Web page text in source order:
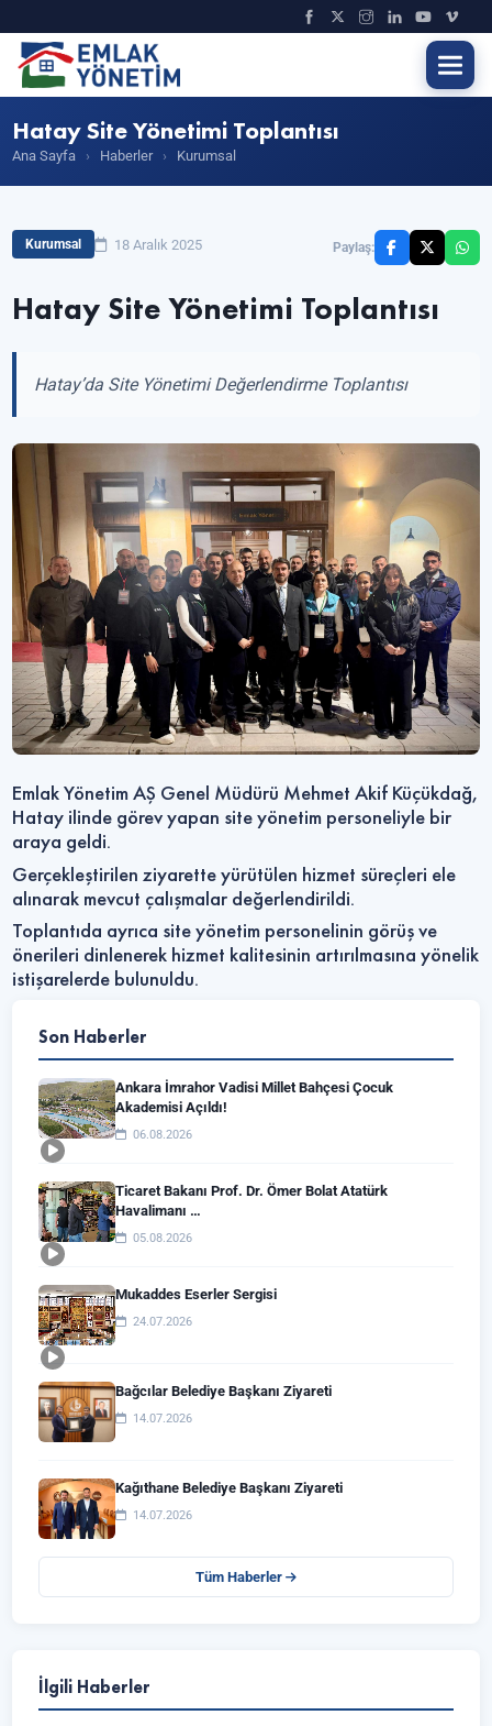
Hatay Site Yönetimi Toplantısı
Ana Sayfa › Haberler › Kurumsal
Kurumsal 18 Aralık 2025 Paylaş:
Hatay Site Yönetimi Toplantısı
Hatay’da Site Yönetimi Değerlendirme Toplantısı
Emlak Yönetim AŞ Genel Müdürü Mehmet Akif Küçükdağ,
Hatay ilinde görev yapan site yönetim personeliyle bir
araya geldi.
Gerçekleştirilen ziyarette yürütülen hizmet süreçleri ele
alınarak mevcut çalışmalar değerlendirildi.
Toplantıda ayrıca site yönetim personelinin görüş ve
önerileri dinlenerek hizmet kalitesinin artırılmasına yönelik
istişarelerde bulunuldu.
Son Haberler
Ankara İmrahor Vadisi Millet Bahçesi Çocuk
Akademisi Açıldı!
06.08.2026
Ticaret Bakanı Prof. Dr. Ömer Bolat Atatürk
Havalimanı …
05.08.2026
Mukaddes Eserler Sergisi
24.07.2026
Bağcılar Belediye Başkanı Ziyareti
14.07.2026
Kağıthane Belediye Başkanı Ziyareti
14.07.2026
Tüm Haberler
İlgili Haberler